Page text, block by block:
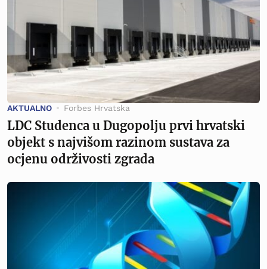
AKTUALNO Forbes Hrvatska
LDC Studenca u Dugopolju prvi hrvatski
objekt s najvišom razinom sustava za
ocjenu održivosti zgrada